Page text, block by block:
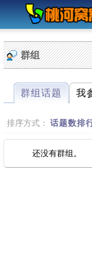
群组
群组话题 我
排序方式： 话题数排
还没有群组。